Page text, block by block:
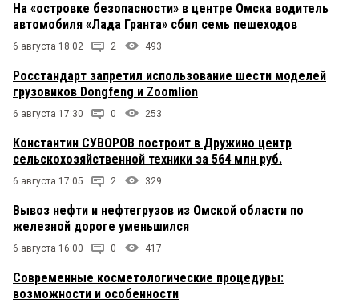
На «островке безопасности» в центре Омска водитель
автомобиля «Лада Гранта» сбил семь пешеходов
6 августа 18:02 2 493
Росстандарт запретил использование шести моделей
грузовиков Dongfeng и Zoomlion
6 августа 17:30 0 253
Константин СУВОРОВ построит в Дружино центр
сельскохозяйственной техники за 564 млн руб.
6 августа 17:05 2 329
Вывоз нефти и нефтегрузов из Омской области по
железной дороге уменьшился
6 августа 16:00 0 417
Современные косметологические процедуры:
возможности и особенности